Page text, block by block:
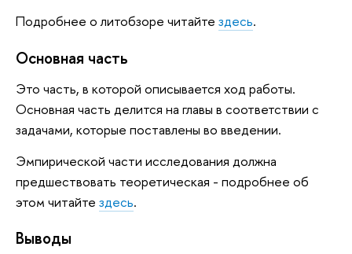
Подробнее о литобзоре читайте здесь.
Основная часть
Это часть, в которой описывается ход работы.
Основная часть делится на главы в соответствии с
задачами, которые поставлены во введении.
Эмпирической части исследования должна
предшествовать теоретическая - подробнее об
этом читайте здесь.
Выводы